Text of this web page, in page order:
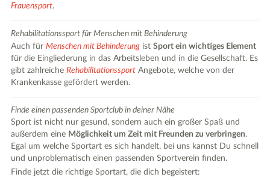
Frauensport.
Rehabilitationssport für Menschen mit Behinderung
Auch fürMenschen mit Behinderung istSport ein wichtiges Element
für die Eingliederung in das Arbeitsleben und in die Gesellschaft. Es
gibt zahlreicheRehabilitationssport Angebote, welche von der
Krankenkasse gefördert werden.
Finde einen passenden Sportclub in deiner Nähe
Sport ist nicht nur gesund, sondern auch ein großer Spaß und
außerdem eine Möglichkeit um Zeit mit Freunden zu verbringen.
Egal um welche Sportart es sich handelt, bei uns kannst Du schnell
und unproblematisch einen passenden Sportverein finden.
Finde jetzt die richtige Sportart, die dich begeistert: